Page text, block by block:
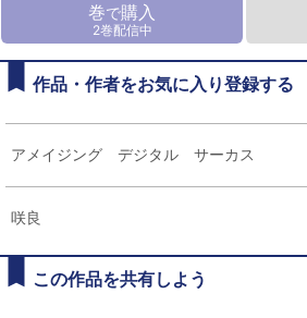
巻で購入
2巻配信中
作品・作者をお気に入り登録する
アメイジング デジタル サーカス
咲良
この作品を共有しよう